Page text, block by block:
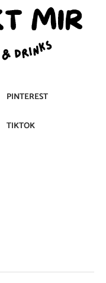
PINTEREST
TIKTOK